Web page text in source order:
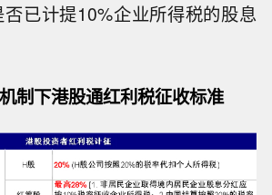
已计提10%企业所得税的股息
制下港股通红利税征收标准